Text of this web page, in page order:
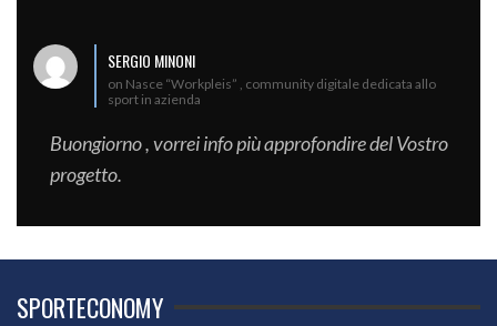
SERGIO MINONI
on Nasce “Workpleis” , community digitale dedicata allo
sport in azienda
Buongiorno , vorrei info più approfondire del Vostro
progetto.
SPORTECONOMY